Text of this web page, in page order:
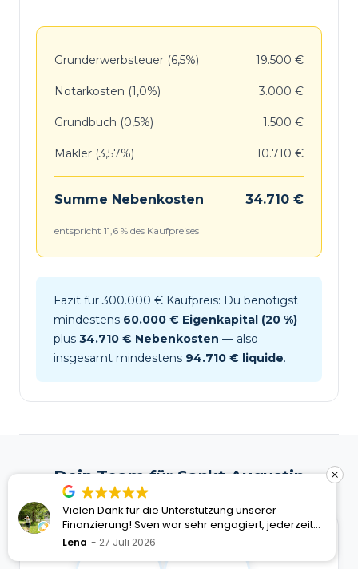
Grunderwerbsteuer (6,5%) 19.500 €
Notarkosten (1,0%) 3.000 €
Grundbuch (0,5%) 1.500 €
Makler (3,57%) 10.710 €
Summe Nebenkosten 34.710 €
entspricht 11,6 % des Kaufpreises
Fazit für 300.000 € Kaufpreis: Du benötigst
mindestens 60.000 € Eigenkapital (20 %)
plus 34.710 € Nebenkosten — also
insgesamt mindestens 94.710 € liquide.
Dein Team für Sankt Augustin
Verifiziert von:Trustindex
Die Zusammenarbeit mit Benjamin hat von Anfang
an hervorragend funktioniert. Er hat mich während
des gesamten Finanzierungsprozesses
A Google User